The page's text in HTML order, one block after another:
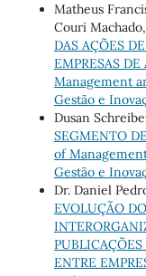
Matheus
Couri
DAS AÇÕES
EMPRESAS
Management
Gestão e
Dusan
SEGMENTO
of
Gestão e
Dr. Daniel
EVOLUÇÃO
ENTRE